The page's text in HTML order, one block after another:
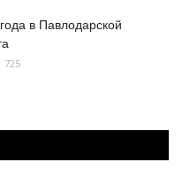
в Павлодарской
725